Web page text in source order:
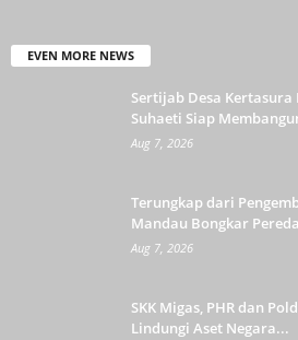
EVEN MORE NEWS
Sertijab Desa
Suhaeti Siap
Aug 7, 2026
Terungkap dari
Mandau Bongkar
Aug 7, 2026
SKK Migas, PHR dan
Lindungi Aset Negara...